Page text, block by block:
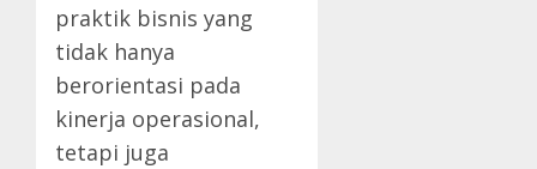
praktik bisnis yang
tidak hanya
berorientasi pada
kinerja operasional,
tetapi juga